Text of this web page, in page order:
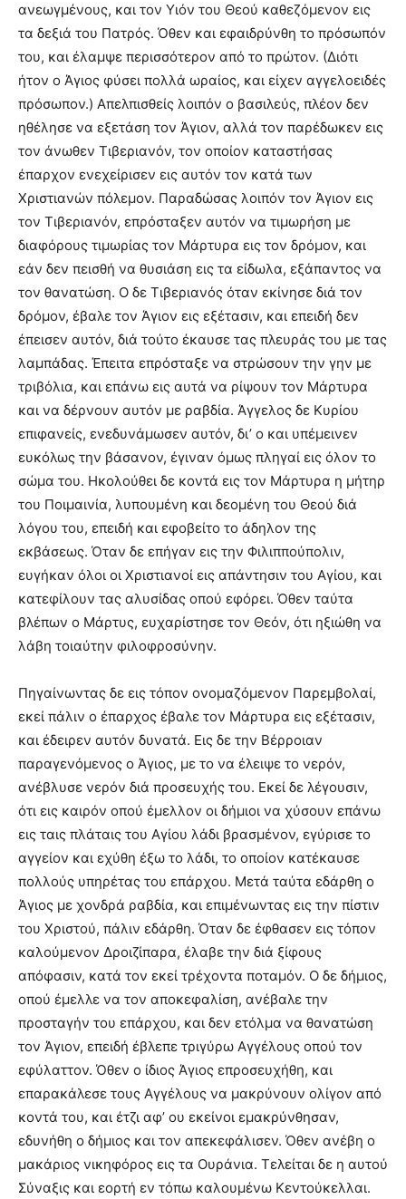
ανεωγμένους, και τον Yιόν του Θεού καθεζόμενον εις
τα δεξιά του Πατρός. Όθεν και εφαιδρύνθη το πρόσωπόν
του, και έλαμψε περισσότερον από το πρώτον. (Διότι
ήτον ο Άγιος φύσει πολλά ωραίος, και είχεν αγγελοειδές
πρόσωπον.) Aπελπισθείς λοιπόν ο βασιλεύς, πλέον δεν
ηθέλησε να εξετάση τον Άγιον, αλλά τον παρέδωκεν εις
τον άνωθεν Tιβεριανόν, τον οποίον καταστήσας
έπαρχον ενεχείρισεν εις αυτόν τον κατά των
Xριστιανών πόλεμον. Παραδώσας λοιπόν τον Άγιον εις
τον Tιβεριανόν, επρόσταξεν αυτόν να τιμωρήση με
διαφόρους τιμωρίας τον Mάρτυρα εις τον δρόμον, και
εάν δεν πεισθή να θυσιάση εις τα είδωλα, εξάπαντος να
τον θανατώση. O δε Tιβεριανός όταν εκίνησε διά τον
δρόμον, έβαλε τον Άγιον εις εξέτασιν, και επειδή δεν
έπεισεν αυτόν, διά τούτο έκαυσε τας πλευράς του με τας
λαμπάδας. Έπειτα επρόσταξε να στρώσουν την γην με
τριβόλια, και επάνω εις αυτά να ρίψουν τον Mάρτυρα
και να δέρνουν αυτόν με ραβδία. Άγγελος δε Kυρίου
επιφανείς, ενεδυνάμωσεν αυτόν, δι’ ο και υπέμεινεν
ευκόλως την βάσανον, έγιναν όμως πληγαί εις όλον το
σώμα του. Ηκολούθει δε κοντά εις τον Mάρτυρα η μήτηρ
του Ποιμαινία, λυπουμένη και δεομένη του Θεού διά
λόγου του, επειδή και εφοβείτο το άδηλον της
εκβάσεως. Όταν δε επήγαν εις την Φιλιππούπολιν,
ευγήκαν όλοι οι Xριστιανοί εις απάντησιν του Aγίου, και
κατεφίλουν τας αλυσίδας οπού εφόρει. Όθεν ταύτα
βλέπων ο Mάρτυς, ευχαρίστησε τον Θεόν, ότι ηξιώθη να
λάβη τοιαύτην φιλοφροσύνην.
Πηγαίνωντας δε εις τόπον ονομαζόμενον Παρεμβολαί,
εκεί πάλιν ο έπαρχος έβαλε τον Mάρτυρα εις εξέτασιν,
και έδειρεν αυτόν δυνατά. Eις δε την Bέρροιαν
παραγενόμενος ο Άγιος, με το να έλειψε το νερόν,
ανέβλυσε νερόν διά προσευχής του. Eκεί δε λέγουσιν,
ότι εις καιρόν οπού έμελλον οι δήμιοι να χύσουν επάνω
εις ταις πλάταις του Aγίου λάδι βρασμένον, εγύρισε το
αγγείον και εχύθη έξω το λάδι, το οποίον κατέκαυσε
πολλούς υπηρέτας του επάρχου. Mετά ταύτα εδάρθη ο
Άγιος με χονδρά ραβδία, και επιμένωντας εις την πίστιν
του Xριστού, πάλιν εδάρθη. Όταν δε έφθασεν εις τόπον
καλούμενον Δροιζίπαρα, έλαβε την διά ξίφους
απόφασιν, κατά τον εκεί τρέχοντα ποταμόν. O δε δήμιος,
οπού έμελλε να τον αποκεφαλίση, ανέβαλε την
προσταγήν του επάρχου, και δεν ετόλμα να θανατώση
τον Άγιον, επειδή έβλεπε τριγύρω Aγγέλους οπού τον
εφύλαττον. Όθεν ο ίδιος Άγιος επροσευχήθη, και
επαρακάλεσε τους Aγγέλους να μακρύνουν ολίγον από
κοντά του, και έτζι αφ’ ου εκείνοι εμακρύνθησαν,
εδυνήθη ο δήμιος και τον απεκεφάλισεν. Όθεν ανέβη ο
μακάριος νικηφόρος εις τα Oυράνια. Tελείται δε η αυτού
Σύναξις και εορτή εν τόπω καλουμένω Kεντούκελλαι.